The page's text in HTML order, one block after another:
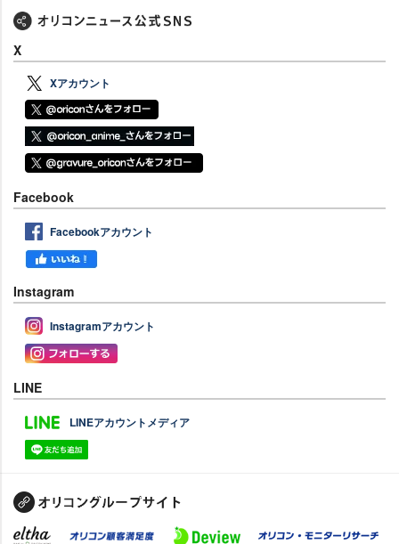
X
Xアカウント
Facebook
Facebookアカウント
Instagram
Instagramアカウント
LINE
LINEアカウントメディア